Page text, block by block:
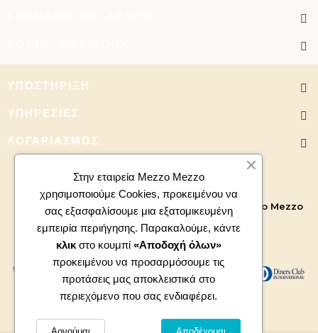
ΥΠΟΣΤΉΡΙΞΗ
ΥΠΗΡΕΣΊΕΣ
ΛΟΓΑΡΙΑΣΜΌΣ
Copyright 2026 - All right reserved. Powered by Mezzo Mezzo
Στην εταιρεία Mezzo Mezzo
χρησιμοποιούμε Cookies, προκειμένου να
σας εξασφαλίσουμε μια εξατομικευμένη
εμπειρία περιήγησης. Παρακαλούμε, κάντε
κλικ στο κουμπί «Αποδοχή όλων»
προκειμένου να προσαρμόσουμε τις
προτάσεις μας αποκλειστικά στο
περιεχόμενο που σας ενδιαφέρει.